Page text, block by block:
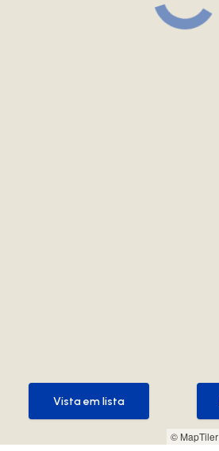
© MapTiler
Vista em lista
Vista em lista